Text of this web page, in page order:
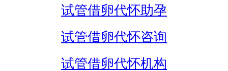
试管借卵代怀助孕
试管借卵代怀咨询
试管借卵代怀机构